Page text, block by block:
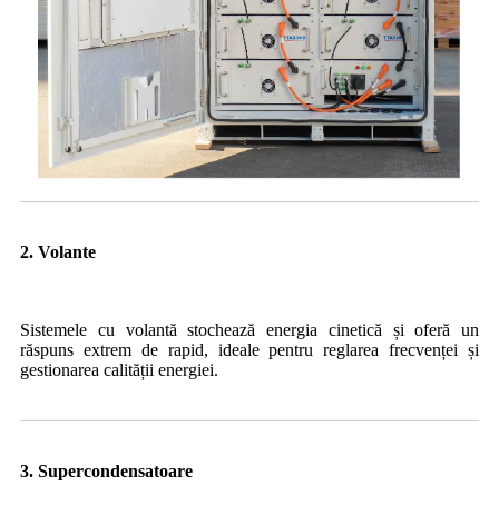
2. Volante
Sistemele cu volantă stochează energia cinetică și oferă un
răspuns extrem de rapid, ideale pentru reglarea frecvenței și
gestionarea calității energiei.
3. Supercondensatoare